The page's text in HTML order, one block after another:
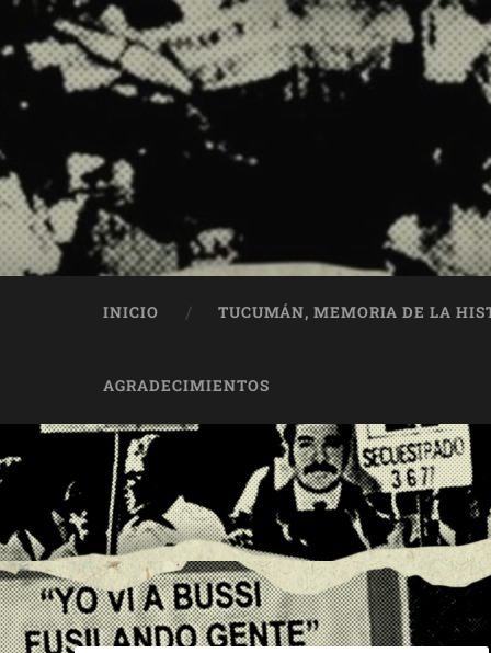
INICIO TUCUMÁN, MEMORIA DE LA
AGRADECIMIENTOS